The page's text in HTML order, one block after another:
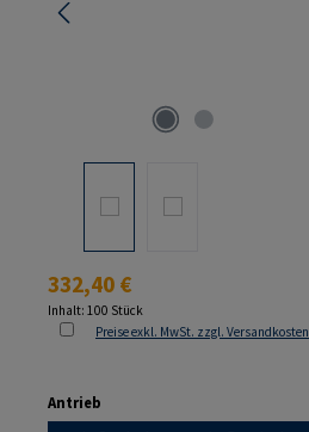
Regulärer Preis:
332,40 €
Inhalt: 100 Stück
Preise exkl. MwSt. zzgl. Versandkosten
Antrieb